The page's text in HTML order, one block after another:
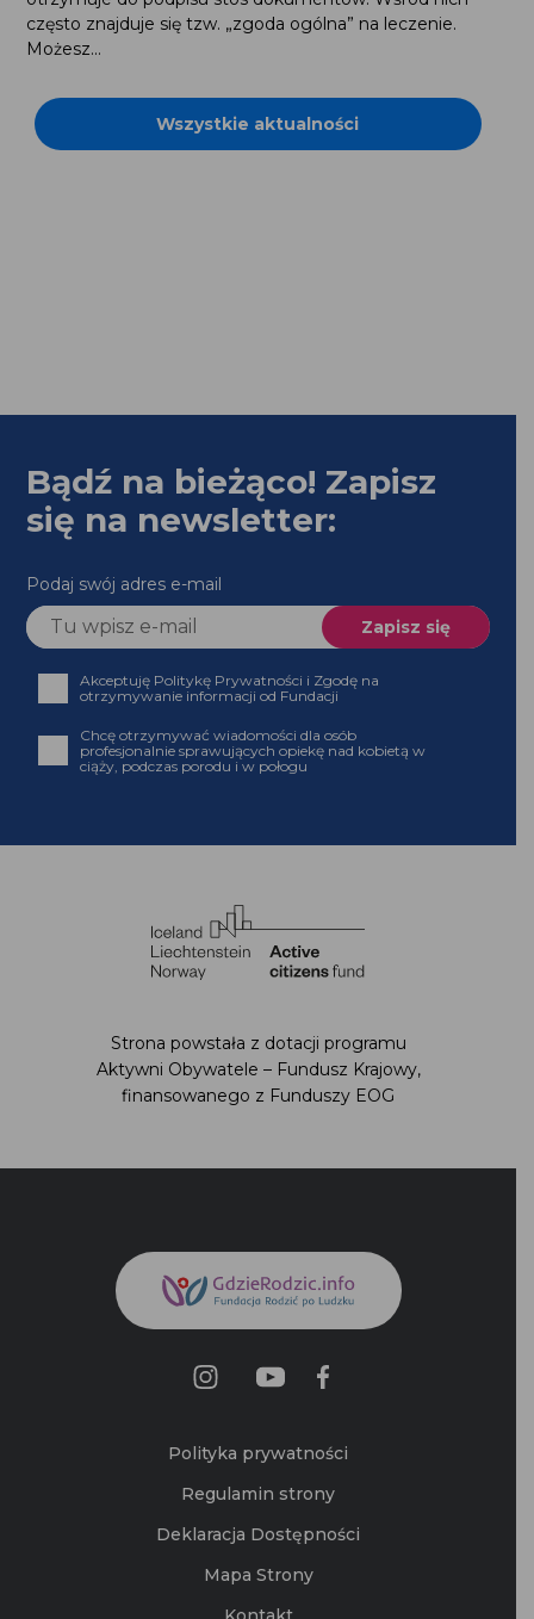
Możesz...
Wszystkie aktualności
się na newsletter:
Akceptuję Politykę Prywatności i Zgodę na
Chcę otrzymywać wiadomości dla osób profesjonalnie
porodu i w połogu
Obywatele – Fundusz Krajowy,
finansowanego z Funduszy EOG
Regulamin strony
Deklaracja Dostępności
Mapa Strony
Kontakt